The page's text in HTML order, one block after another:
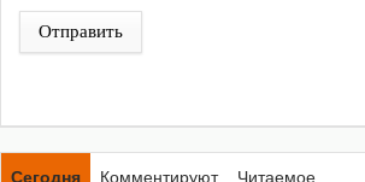
Отправить
Сегодня Комментируют
Читаемое